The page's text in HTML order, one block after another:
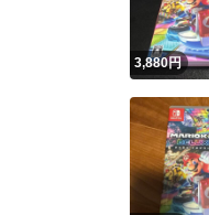
3,880円